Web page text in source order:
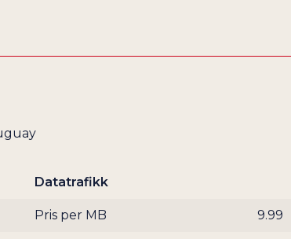
Datatrafikk
Pris per MB 9.99